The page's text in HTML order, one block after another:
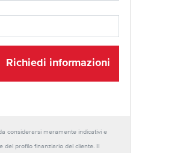
Richiedi informazioni
considerarsi meramente indicativi e
profilo finanziario del cliente. Il